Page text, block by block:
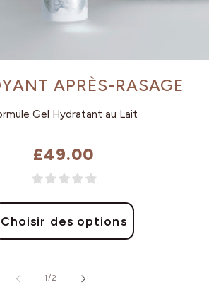
APRÈS-RASAGE
Gel Hydratant au Lait
£49.00
Choisir des options
1/de
2